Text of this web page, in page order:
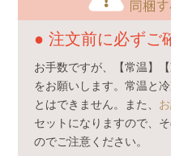
● 注文前に必ずご
お手数ですが、【常温】
をお願いします。常温と
とはできません。また、
セットになりますので、
のでご注意ください。